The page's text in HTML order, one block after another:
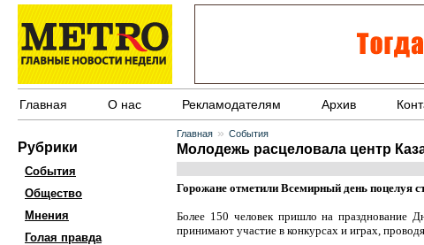
Главная О нас Рекламодателям Архив
Рубрики
События
Общество
Мнения
Голая правда
Главная » События
Молодежь расцеловала центр
Горожане отметили Всемирный день поцелуя
Более 150 человек пришло на празднование
принимают участие в конкурсах и играх,